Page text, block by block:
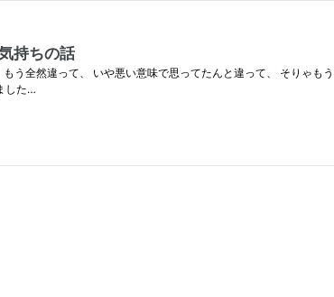
持ちの話
全然違って、 いや悪い意味で思ってたんと違って、 そりゃも
した…